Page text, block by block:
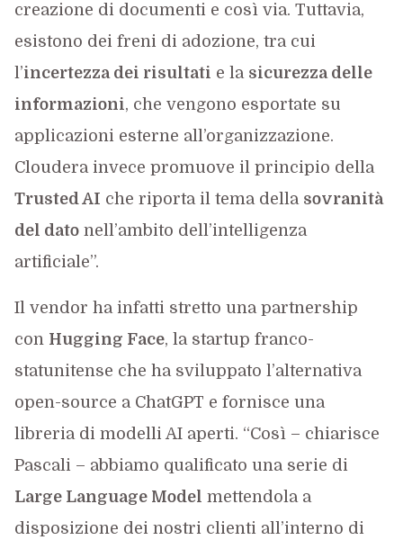
creazione di documenti e così via. Tuttavia,
esistono dei freni di adozione, tra cui
l’incertezza dei risultati e la sicurezza delle
informazioni, che vengono esportate su
applicazioni esterne all’organizzazione.
Cloudera invece promuove il principio della
Trusted AI che riporta il tema della sovranità
del datonell’ambito dell’intelligenza
artificiale”.
Il vendor ha infatti stretto una partnership
con Hugging Face, la startup franco-
statunitense che ha sviluppato l’alternativa
open-source a ChatGPT e fornisce una
libreria di modelli AI aperti. “Così – chiarisce
Pascali – abbiamo qualificato una serie di
Large Language Model mettendola a
disposizione dei nostri clienti all’interno di